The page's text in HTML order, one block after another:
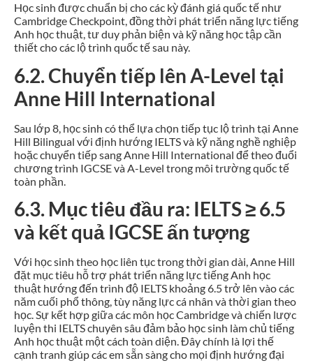
Học sinh được chuẩn bị cho các kỳ đánh giá quốc tế như
Cambridge Checkpoint, đồng thời phát triển năng lực tiếng
Anh học thuật, tư duy phản biện và kỹ năng học tập cần
thiết cho các lộ trình quốc tế sau này.
6.2. Chuyển tiếp lên A-Level tại
Anne Hill International
Sau lớp 8, học sinh có thể lựa chọn tiếp tục lộ trình tại Anne
Hill Bilingual với định hướng IELTS và kỹ năng nghề nghiệp
hoặc chuyển tiếp sang Anne Hill International để theo đuổi
chương trình IGCSE và A-Level trong môi trường quốc tế
toàn phần.
6.3. Mục tiêu đầu ra: IELTS ≥ 6.5
và kết quả IGCSE ấn tượng
Với học sinh theo học liên tục trong thời gian dài, Anne Hill
đặt mục tiêu hỗ trợ phát triển năng lực tiếng Anh học
thuật hướng đến trình độ IELTS khoảng 6.5 trở lên vào các
năm cuối phổ thông, tùy năng lực cá nhân và thời gian theo
học. Sự kết hợp giữa các môn học Cambridge và chiến lược
luyện thi IELTS chuyên sâu đảm bảo học sinh làm chủ tiếng
Anh học thuật một cách toàn diện. Đây chính là lợi thế
cạnh tranh giúp các em sẵn sàng cho mọi định hướng đại